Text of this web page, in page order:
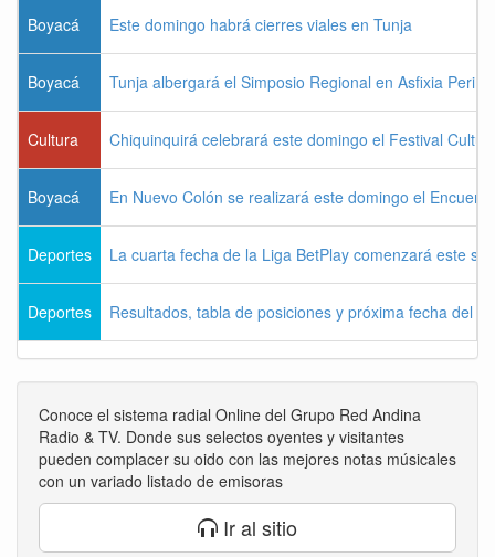
Boyacá Este domingo habrá cierres viales en Tunja
Boyacá Tunja albergará el Simposio Regional en Asfixia
Cultura Chiquinquirá celebrará este domingo el Festival
Boyacá En Nuevo Colón se realizará este domingo el
Deportes La cuarta fecha de la Liga BetPlay comenzará este
Deportes Resultados, tabla de posiciones y próxima fecha del
Conoce el sistema radial Online del Grupo Red Andina
Radio & TV. Donde sus selectos oyentes y visitantes
pueden complacer su oido con las mejores notas músicales
con un variado listado de emisoras
Ir al sitio